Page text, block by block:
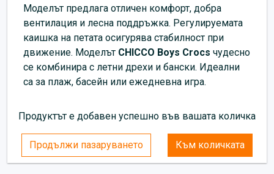
Моделът предлага отличен комфорт, добра
вентилация и лесна поддръжка. Регулируемата
каишка на петата осигурява стабилност при
движение. Моделът CHICCO Boys Crocs чудесно
се комбинира с летни дрехи и бански. Идеални
са за плаж, басейн или ежедневна игра.
Продуктът е добавен успешно във вашата количка
Продължи пазаруването Към количката